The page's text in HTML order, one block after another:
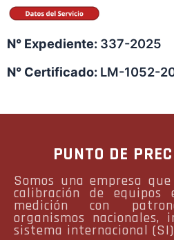
N° Expediente: 337-2025
N° Certificado: LM-1052-
PUNTO DE
Somos una empresa
calibración de equipos
medición con
organismos nacionales,
sistema internacional (SI)